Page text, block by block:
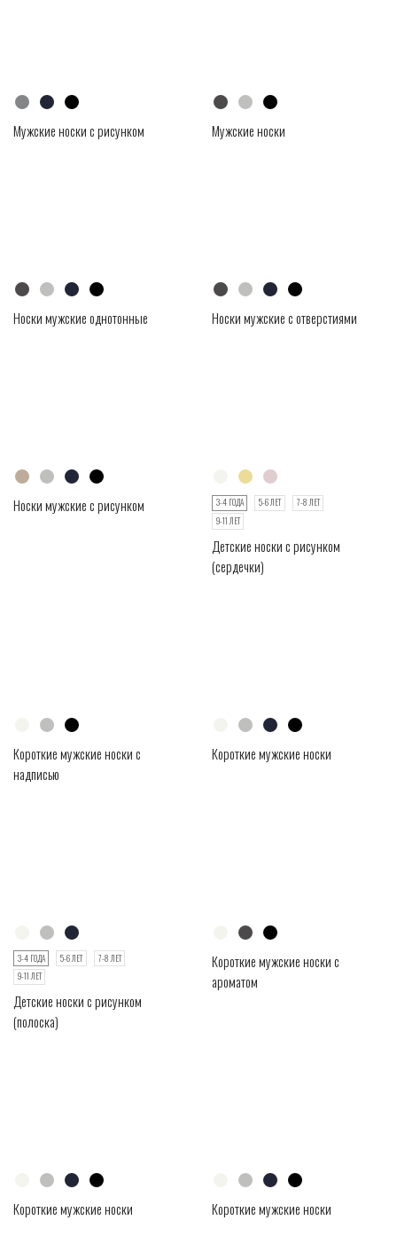
Мужские носки с рисунком Мужские носки
Носки мужские однотонные Носки мужские с отверстиями
Носки мужские с рисунком 3-4 ГОДА 5-6 ЛЕТ
7-8 ЛЕТ
9-11 ЛЕТ
Детские носки с рисунком
(сердечки)
Короткие мужские носки с
надписью
Короткие мужские носки
3-4 ГОДА 5-6 ЛЕТ
7-8 ЛЕТ
9-11 ЛЕТ
Детские носки с рисунком
(полоска)
Короткие мужские носки с
ароматом
Короткие мужские носки Короткие мужские носки